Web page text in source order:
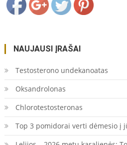
NAUJAUSI ĮRAŠAI
Testosterono undekanoatas
Oksandrolonas
Chlorotestosteronas
Top 3 pomidorai verti dėmesio į